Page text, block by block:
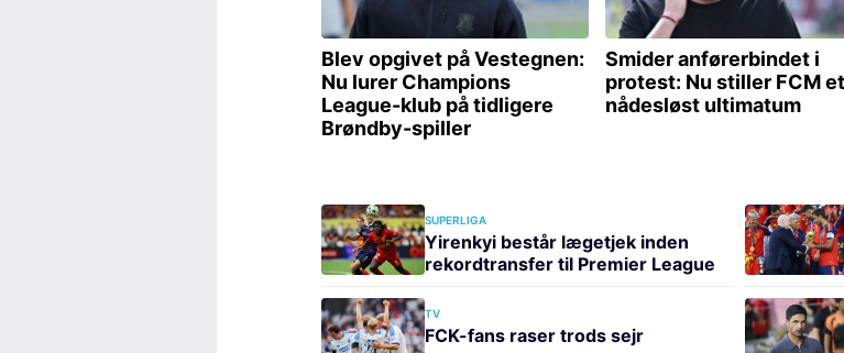
SUPERLIGA
Yirenkyi består lægetjek inden
rekordtransfer til Premier League
TV
FCK-fans raser trods sejr